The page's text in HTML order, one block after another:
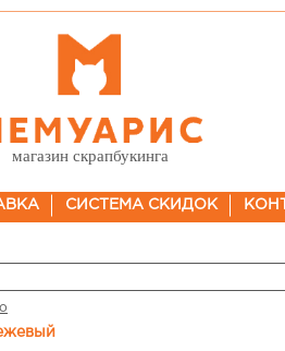
магазин скрапбукинга
СИСТЕМА СКИДОК